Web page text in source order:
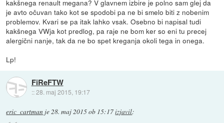
kakšnega renault megana? V glavnem izbire je polno sam glej da
je avto očuvan tako kot se spodobi pa ne bi smelo biti z nobenim
problemov. Kvari se pa itak lahko vsak. Osebno bi napisal tudi
kakšnega VWja kot predlog, pa raje ne bom ker so eni tu precej
alergični nanje, tak da ne bo spet kreganja okoli tega in onega.
Lp!
FiReFTW
::28. maj 2015, 19:17
eric_cartman je28. maj 2015 ob 15:17izjavil: